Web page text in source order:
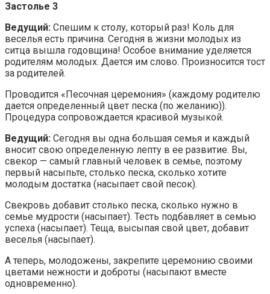
Застолье 3
Ведущий: Спешим к столу, который раз! Коль для
веселья есть причина. Сегодня в жизни молодых из
ситца вышла годовщина! Особое внимание уделяется
родителям молодых. Дается им слово. Произносится тост
за родителей.
Проводится «Песочная церемония» (каждому родителю
дается определенный цвет песка (по желанию)).
Процедура сопровождается красивой музыкой.
Ведущий: Сегодня вы одна большая семья и каждый
вносит свою определенную лепту в ее развитие. Вы,
свекор — самый главный человек в семье, поэтому
первый насыпьте, столько песка, сколько хотите
молодым достатка (насыпает свой песок).
Свекровь добавит столько песка, сколько нужно в
семье мудрости (насыпает). Тесть подбавляет в семью
успеха (насыпает). Теща, высыпая свой цвет, добавит
веселья (насыпает).
А теперь, молодожены, закрепите церемонию своими
цветами нежности и доброты (насыпают вместе
одновременно).